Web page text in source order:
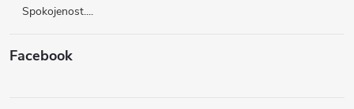
Spokojenost....
Facebook